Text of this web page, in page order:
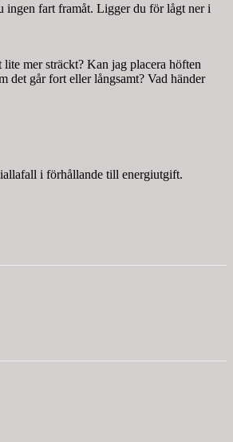
ingen fart framåt. Ligger du för lågt ner i
mer sträckt? Kan jag placera höften
det går fort eller långsamt? Vad händer
i förhållande till energiutgift.